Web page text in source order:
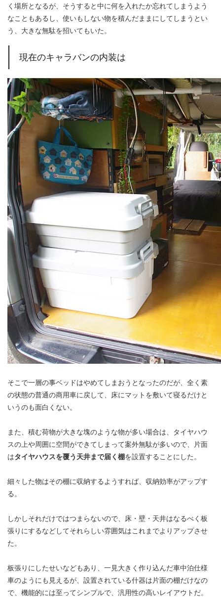
く場所となるが、そうすると中に何を入れたか忘れてしまうよう
なこともあるし、使いもしない物を積んだままにしてしまうとい
う、大きな無駄を招いてもいた。
現在のキャラバンの内装は
そこで一層の事ベッドはやめてしまおうとなったのだが、全く素
の状態の普通の商用車に戻して、床にマットを敷いて寝るだけと
いうのも面白くない。
また、積む荷物が大きな塊のような物が多い場合は、タイヤハウ
スの上や周囲に空間ができてしまって案外無駄が多いので、片面
はタイヤハウスを覆う天井まで届く棚を設置することにした。
細々した物はその棚に収納するようすれば、収納効率がアップす
る。
しかしそれだけではつまらないので、床・壁・天井はなるべく板
張りにするなどしてそれらしい雰囲気はこれまでよりアップさせ
た。
板張りにしたせいなどもあり、一見大きく作り込んだ車中泊仕様
車のようにも見えるが、設置されている什器は片面の棚だけなの
で、機能的には至ってシンプルで、汎用性の高いレイアウトだ。